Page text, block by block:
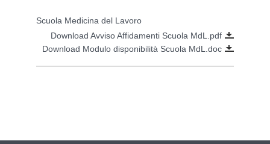
Scuola Medicina del Lavoro
Download Avviso Affidamenti Scuola MdL.pdf
Download Modulo disponibilità Scuola MdL.doc